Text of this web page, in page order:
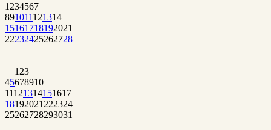
1 234567
891011121314
15161718192021
22232425262728
1 23
45678910
11121314151617
18192021 222324
25262728293031